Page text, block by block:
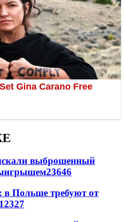
выброшенный
23646
в Польше требуют от
12327